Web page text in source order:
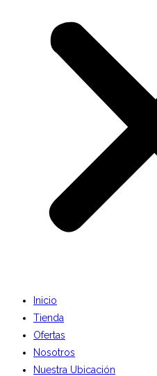
Inicio
Tienda
Ofertas
Nosotros
Nuestra Ubicación